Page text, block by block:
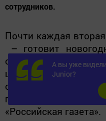
сотрудников.
Почти каждая
– готовит
своих
цифра за последние
опроса сервиса по
проведенного по
«Российская газета».
А вы уже
Junior?